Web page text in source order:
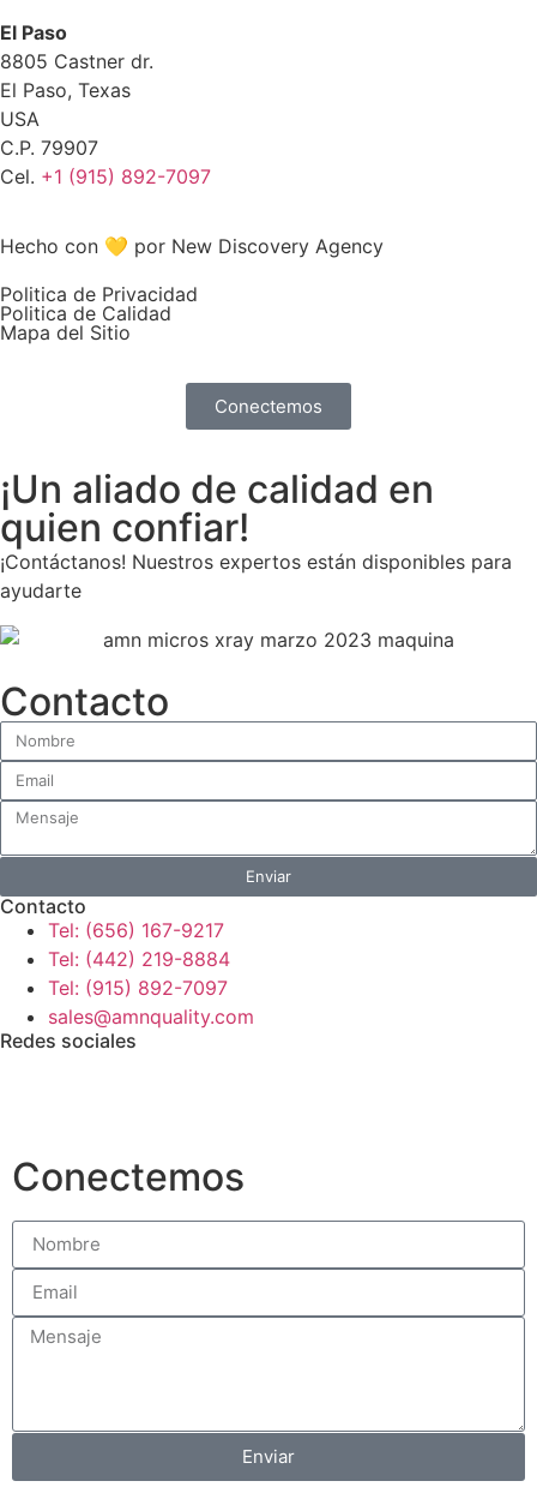
El Paso
8805 Castner dr.
El Paso, Texas
USA
C.P. 79907
Cel. +1 (915) 892-7097
Hecho con 💛 por New Discovery Agency
Politica de Privacidad
Politica de Calidad
Mapa del Sitio
Conectemos
¡Un aliado de calidad en
quien confiar!
¡Contáctanos! Nuestros expertos están disponibles para
ayudarte
Contacto
Enviar
Contacto
Tel: (656) 167-9217
Tel: (442) 219-8884
Tel: (915) 892-7097
sales@amnquality.com
Redes sociales
Conectemos
Enviar